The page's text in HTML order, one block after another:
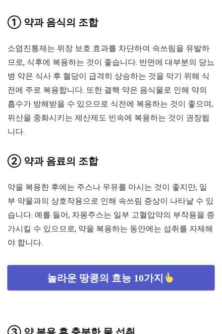
① 약과 음식의 조합
소염진통제는 위장 보호 효과를 차단하여 속쓰림을 유발하
므로, 식후에 복용하는 것이 좋습니다. 반면에 대부분의 당뇨
병 약은 식사 후 혈당이 급격히 상승하는 것을 막기 위해 식
전에 주로 복용합니다. 또한 결핵 약은 음식물로 인해 약의
흡수가 방해받을 수 있으므로 식전에 복용하는 것이 좋으며,
위산을 중화시키는 제산제도 빈속에 복용하는 것이 권장됩
니다.
② 약과 음료의 조합
약을 복용한 후에는 주스나 우유를 마시는 것이 좋지만, 일
부 약물과의 상호작용으로 인해 속쓰림 증상이 나타날 수 있
습니다. 예를 들어, 자몽주스는 일부 고혈압약의 부작용을 증
가시킬 수 있으므로, 약을 복용하는 동안에는 섭취를 자제해
야 합니다.
놀라운 땅콩의 효능 10가지